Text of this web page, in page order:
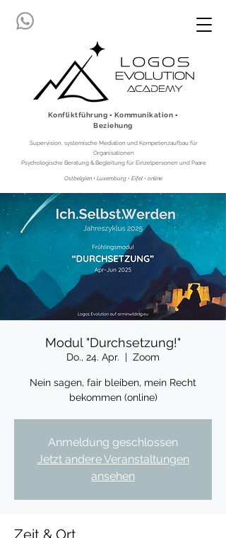
Ostbelgien • Luxemburg • Eifel • online
Konfliktführung ▪ Kommunikation ▪
Beziehung
Supervision, systemische Mediation und Kompetenzaufbau für
Organisationen
Psychologische Beratung & Begleitung für Einzelpersonen und Paare
Modul "Durchsetzung!"
Do., 24. Apr.
  |
Zoom
Nein sagen, fair bleiben, mein Recht
bekommen (online)
Anmeldung geschlossen
Jetzt andere Veranstaltungen
ansehen
Zeit & Ort